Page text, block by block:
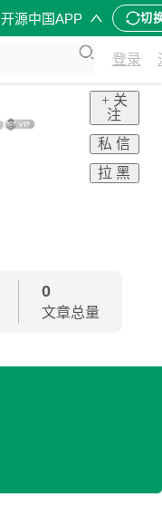
开源中国APP 切
登录
+ 关
注
私 信
拉 黑
0
文章总量